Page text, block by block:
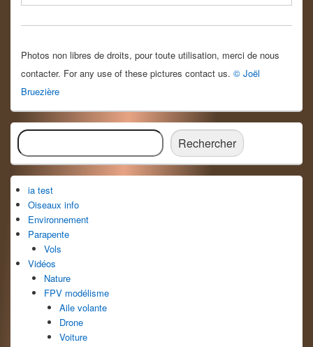
Photos non libres de droits, pour toute utilisation, merci de nous
contacter. For any use of these pictures contact us. © Joël
Bruezière
Zone
principale
de
widget
pour
la
barre
latérale
Rechercher Rechercher
ia test
Oiseaux info
Environnement
Parapente
Vols
Vidéos
Nature
FPV modélisme
Aile volante
Drone
Voiture